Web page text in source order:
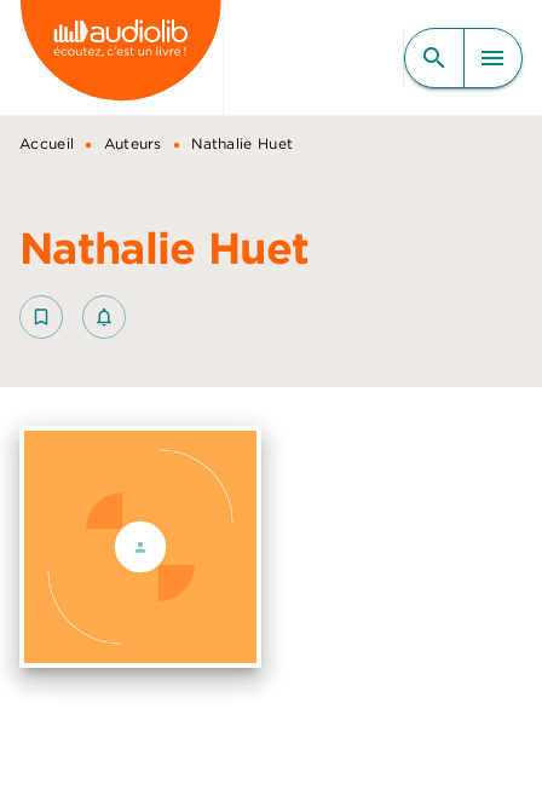
MENU RECHERCHE
CONTENU
PIED DE PAGE
search menu
Accueil • Auteurs • Nathalie Huet
Nathalie Huet
bookmark_border notifications_none_outlined